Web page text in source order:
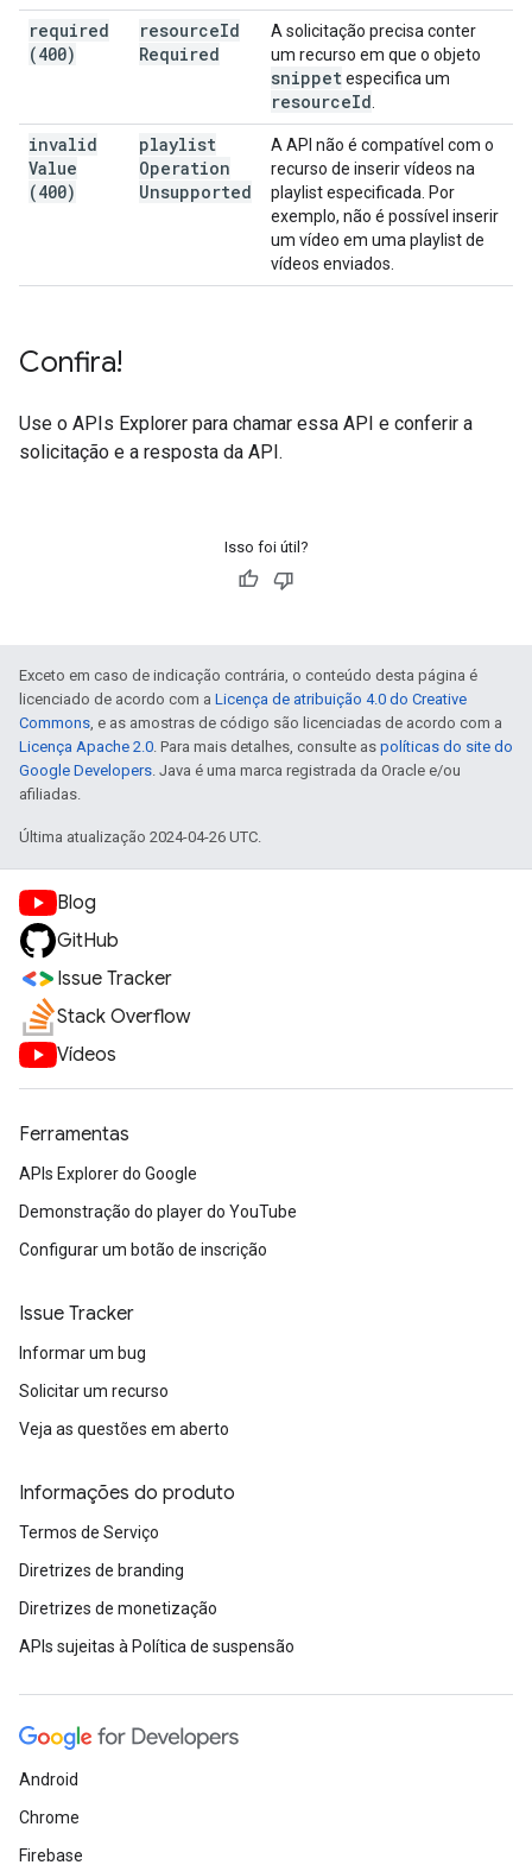
required
(400)
resourceId
Required
A solicitação precisa conter
um recurso em que o objeto
snippetespecifica um
resourceId
invalid
Value
(400)
playlist
Operation
Unsupported
A API não é compatível com o
recurso de inserir vídeos na
playlist especificada. Por
exemplo, não é possível inserir
um vídeo em uma playlist de
vídeos enviados.
Confira!
Use o APIs Explorer para chamar essa API e conferir a
solicitação e a resposta da API.
Isso foi útil?
Exceto em caso de indicação contrária, o conteúdo desta página é
licenciado de acordo com a Licença de atribuição 4.0 do Creative
Commons, e as amostras de código são licenciadas de acordo com a
Licença Apache 2.0. Para mais detalhes, consulte as políticas do site do
Google Developers. Java é uma marca registrada da Oracle e/ou
afiliadas.
Última atualização 2024-04-26 UTC.
Blog
GitHub
Issue Tracker
Stack Overflow
Vídeos
Ferramentas
APIs Explorer do Google
Demonstração do player do YouTube
Configurar um botão de inscrição
Issue Tracker
Informar um bug
Solicitar um recurso
Veja as questões em aberto
Informações do produto
Termos de Serviço
Diretrizes de branding
Diretrizes de monetização
APIs sujeitas à Política de suspensão
Android
Chrome
Firebase